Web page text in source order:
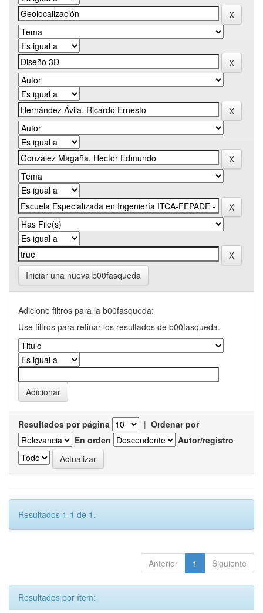
Iniciar una nueva b00fasqueda
Adicione filtros para la b00fasqueda:
Use filtros para refinar los resultados de b00fasqueda.
Resultados por página | Ordenar por
En orden
Autor/registro
Resultados 1-1 de 1.
Anterior 1 Siguiente
Resultados por ítem: